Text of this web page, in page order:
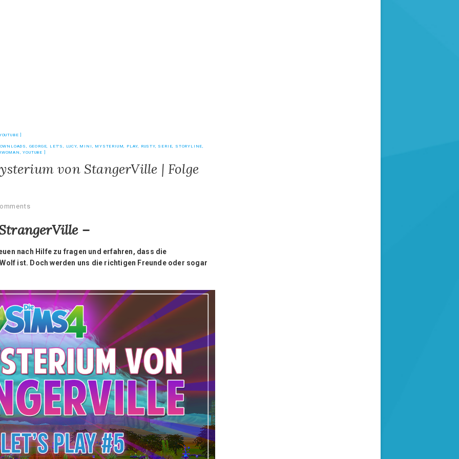
, GEORGE, LET'S , LUCY, MINI , MYSTERIUM, PLAY, RUSTY, SERIE, STORYLINE,
,YOUTUBE
von StangerVille | Folge
–
nach Hilfe zu fragen und erfahren, dass die
ist. Doch werden uns die richtigen Freunde oder sogar